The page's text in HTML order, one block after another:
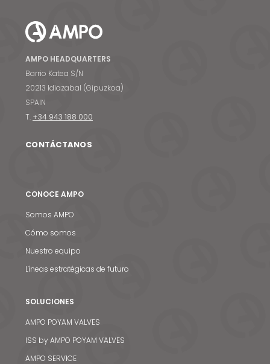
AMPO HEADQUARTERS
Barrio Katea S/N
20213 Idiazabal (Gipuzkoa)
SPAIN
T. +34 943 188 000
CONTÁCTANOS
CONOCE AMPO
Somos AMPO
Cómo somos
Nuestro equipo
Líneas estratégicas de futuro
SOLUCIONES
AMPO POYAM VALVES
ISS by AMPO POYAM VALVES
AMPO SERVICE